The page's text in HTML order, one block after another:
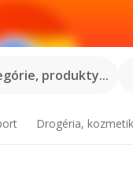
produkty...
Drogéria,